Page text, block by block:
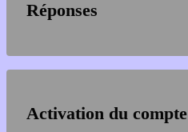
Réponses
Activation du compte